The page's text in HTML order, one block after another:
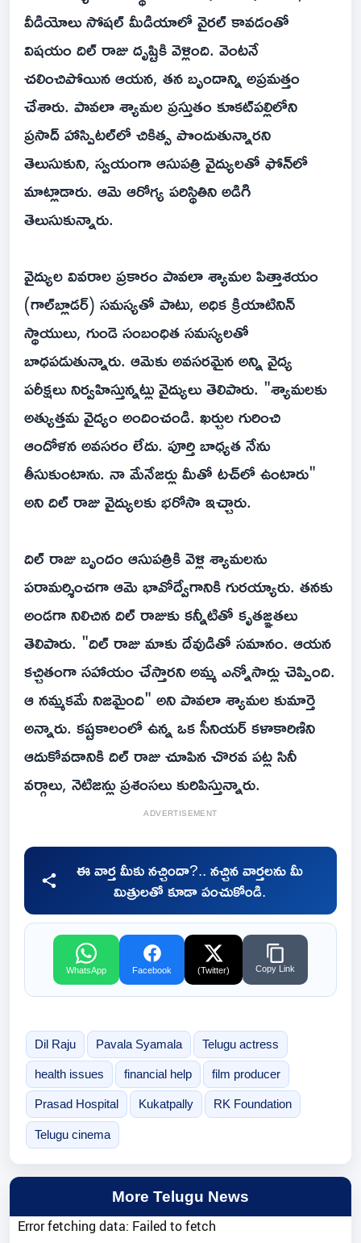
వీడియోలు సోషల్ మీడియాలో వైరల్ కావడంతో
విషయం దిల్ రాజు దృష్టికి వెళ్లింది. వెంటనే
చలించిపోయిన ఆయన, తన బృందాన్ని అప్రమత్తం
చేశారు. పావలా శ్యామల ప్రస్తుతం కూకట్‌పల్లిలోని
ప్రసాద్ హాస్పిటల్‌లో చికిత్స పొందుతున్నారని
తెలుసుకుని, స్వయంగా ఆసుపత్రి వైద్యులతో ఫోన్‌లో
మాట్లాడారు. ఆమె ఆరోగ్య పరిస్థితిని అడిగి
తెలుసుకున్నారు.
వైద్యుల వివరాల ప్రకారం పావలా శ్యామల పిత్తాశయం
(గాల్‌బ్లాడర్) సమస్యతో పాటు, అధిక క్రియాటినిన్
స్థాయులు, గుండె సంబంధిత సమస్యలతో
బాధపడుతున్నారు. ఆమెకు అవసరమైన అన్ని వైద్య
పరీక్షలు నిర్వహిస్తున్నట్లు వైద్యులు తెలిపారు. "శ్యామలకు
అత్యుత్తమ వైద్యం అందించండి. ఖర్చుల గురించి
ఆందోళన అవసరం లేదు. పూర్తి బాధ్యత నేను
తీసుకుంటాను. నా మేనేజర్లు మీతో టచ్‌లో ఉంటారు"
అని దిల్ రాజు వైద్యులకు భరోసా ఇచ్చారు.
దిల్ రాజు బృందం ఆసుపత్రికి వెళ్లి శ్యామలను
పరామర్శించగా ఆమె భావోద్వేగానికి గురయ్యారు. తనకు
అండగా నిలిచిన దిల్ రాజుకు కన్నీటితో కృతజ్ఞతలు
తెలిపారు. "దిల్ రాజు మాకు దేవుడితో సమానం. ఆయన
కచ్చితంగా సహాయం చేస్తారని అమ్మ ఎన్నోసార్లు చెప్పింది.
ఆ నమ్మకమే నిజమైంది" అని పావలా శ్యామల కుమార్తె
అన్నారు. కష్టకాలంలో ఉన్న ఒక సీనియర్ కళాకారిణిని
ఆదుకోవడానికి దిల్ రాజు చూపిన చొరవ పట్ల సినీ
వర్గాలు, నెటిజన్లు ప్రశంసలు కురిపిస్తున్నారు.
ADVERTISEMENT
ఈ వార్త మీకు నచ్చిందా?.. నచ్చిన వార్తలను మీ
మిత్రులతో కూడా పంచుకోండి.
WhatsApp Facebook (Twitter) Copy Link
Dil Raju Pavala Syamala Telugu actress
health issues financial help film producer
Prasad Hospital Kukatpally RK Foundation
Telugu cinema
More Telugu News
Error fetching data: Failed to fetch